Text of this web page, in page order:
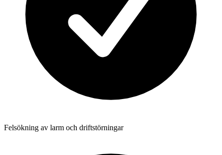
Felsökning av larm och driftstörningar